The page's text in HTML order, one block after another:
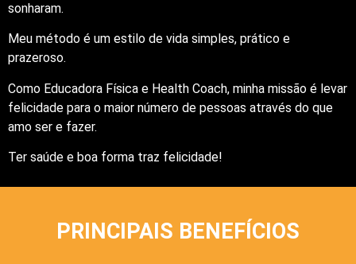
sonharam.
Meu método é um estilo de vida simples, prático e
prazeroso.
Como Educadora Física e Health Coach, minha missão é levar
felicidade para o maior número de pessoas através do que
amo ser e fazer.
Ter saúde e boa forma traz felicidade!
PRINCIPAIS BENEFÍCIOS